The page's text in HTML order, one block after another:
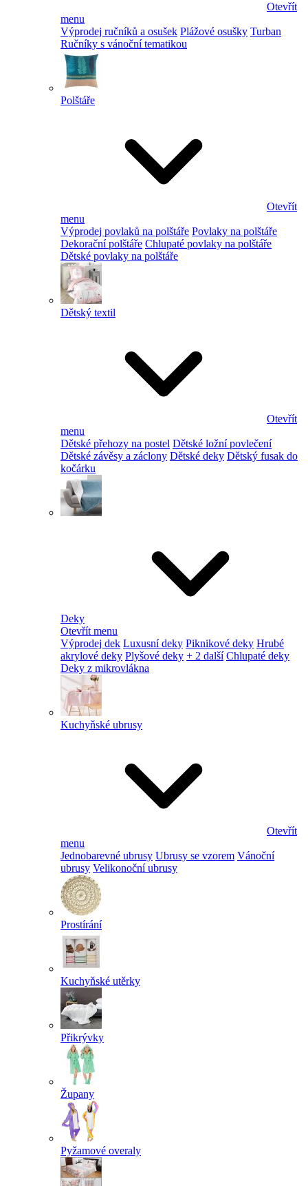
Otevřít
menu
Výprodej ručníků a osušek Plážové osušky Turban
Ručníky s vánoční tematikou
Polštáře
Otevřít
menu
Výprodej povlaků na polštáře Povlaky na polštáře
Dekorační polštáře Chlupaté povlaky na polštáře
Dětské povlaky na polštáře
Dětský textil
Otevřít
menu
Dětské přehozy na postel Dětské ložní povlečení
Dětské závěsy a záclony Dětské deky Dětský fusak do
kočárku
Deky
Otevřít menu
Výprodej dek Luxusní deky Piknikové deky Hrubé
akrylové deky Plyšové deky + 2 další Chlupaté deky
Deky z mikrovlákna
Kuchyňské ubrusy
Otevřít
menu
Jednobarevné ubrusy Ubrusy se vzorem Vánoční
ubrusy Velikonoční ubrusy
Prostírání
Kuchyňské utěrky
Přikrývky
Župany
Pyžamové overaly